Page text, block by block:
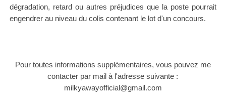
dégradation, retard ou autres préjudices que la poste pourrait
engendrer au niveau du colis contenant le lot d'un concours.
Pour toutes informations supplémentaires, vous pouvez me
contacter par mail à l'adresse suivante :
milkyawayofficial@gmail.com